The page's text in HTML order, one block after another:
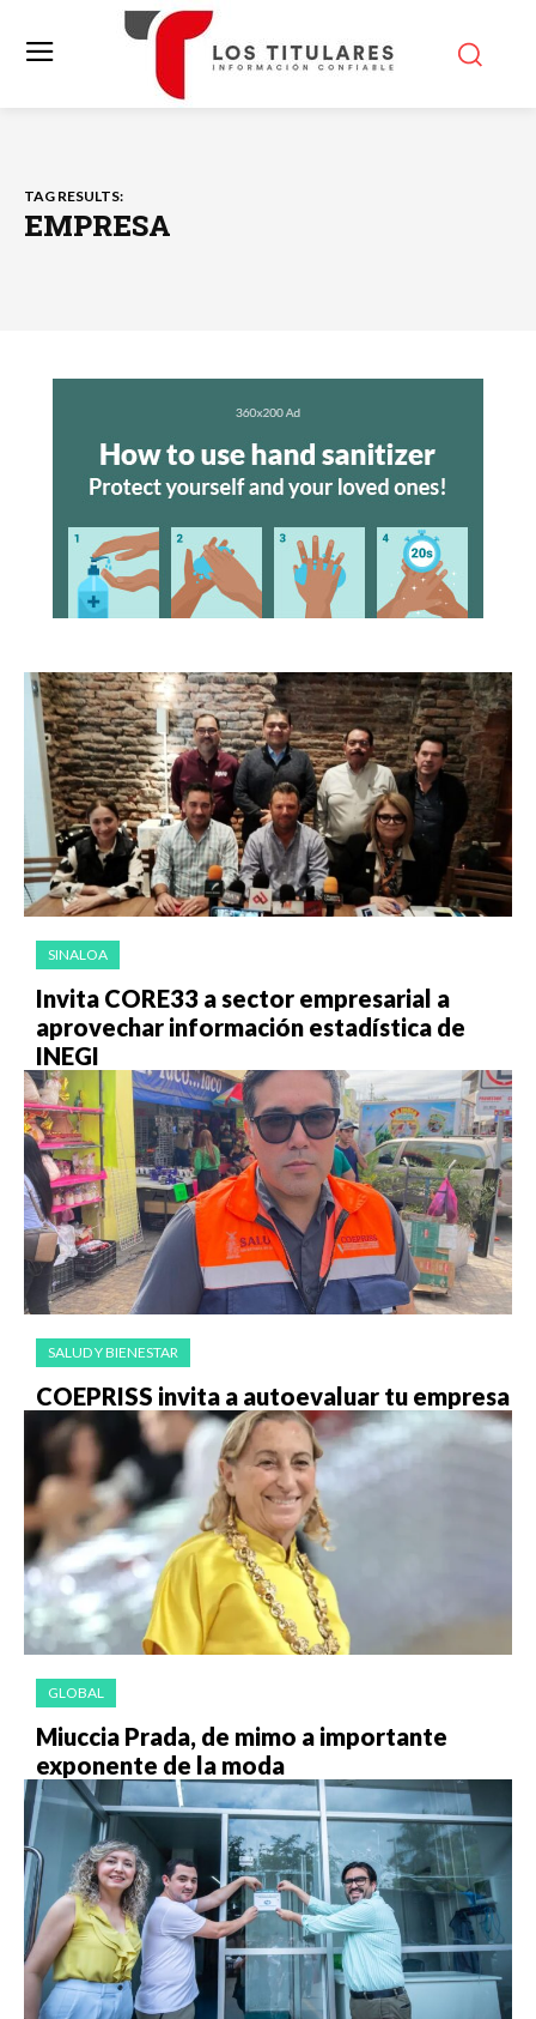
TAG RESULTS:
EMPRESA
SINALOA
Invita CORE33 a sector empresarial a
aprovechar información estadística de
INEGI
SALUD Y BIENESTAR
COEPRISS invita a autoevaluar tu empresa
GLOBAL
Miuccia Prada, de mimo a importante
exponente de la moda